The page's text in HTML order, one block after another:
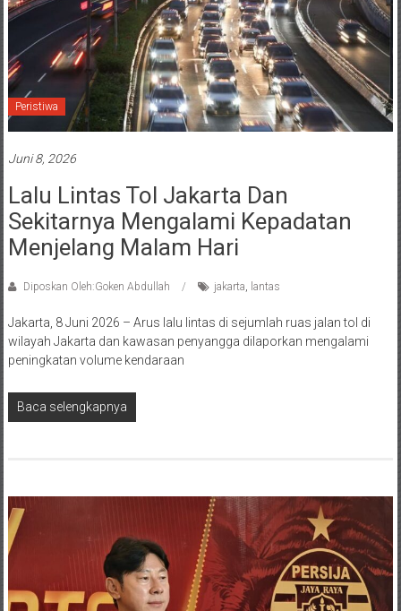
Peristiwa
Juni 8, 2026
Lalu Lintas Tol Jakarta Dan
Sekitarnya Mengalami Kepadatan
Menjelang Malam Hari
Diposkan Oleh:Goken Abdullah jakarta lantas
Jakarta, 8 Juni 2026 – Arus lalu lintas di sejumlah ruas jalan tol di
wilayah Jakarta dan kawasan penyangga dilaporkan mengalami
peningkatan volume kendaraan
Baca selengkapnya